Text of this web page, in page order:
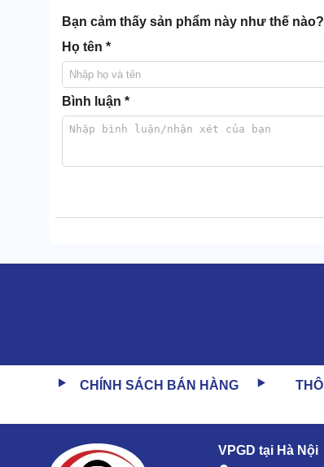
Máy phun rửa SJE 8000D sử dụng áp lực
Nhiệt độ nước hoạt động mức 120 độ C, đảm
Bạn cảm thấy sản phẩm này như thế nào?
Họ tên *
Bình luận *
CHÍNH SÁCH BÁN HÀNG
VPGD tại Hà Nội